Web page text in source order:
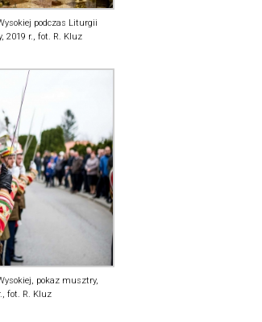
podczas Liturgii
2019 r., fot. R. Kluz
pokaz musztry,
fot. R. Kluz